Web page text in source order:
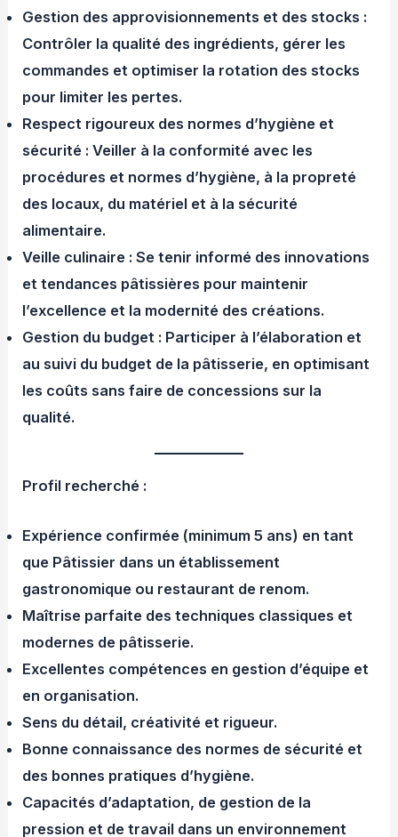
Gestion des approvisionnements et des stocks :
Contrôler la qualité des ingrédients, gérer les
commandes et optimiser la rotation des stocks
pour limiter les pertes.
Respect rigoureux des normes d’hygiène et
sécurité : Veiller à la conformité avec les
procédures et normes d’hygiène, à la propreté
des locaux, du matériel et à la sécurité
alimentaire.
Veille culinaire : Se tenir informé des innovations
et tendances pâtissières pour maintenir
l’excellence et la modernité des créations.
Gestion du budget : Participer à l’élaboration et
au suivi du budget de la pâtisserie, en optimisant
les coûts sans faire de concessions sur la
qualité.
Profil recherché :
Expérience confirmée (minimum 5 ans) en tant
que Pâtissier dans un établissement
gastronomique ou restaurant de renom.
Maîtrise parfaite des techniques classiques et
modernes de pâtisserie.
Excellentes compétences en gestion d’équipe et
en organisation.
Sens du détail, créativité et rigueur.
Bonne connaissance des normes de sécurité et
des bonnes pratiques d’hygiène.
Capacités d’adaptation, de gestion de la
pression et de travail dans un environnement